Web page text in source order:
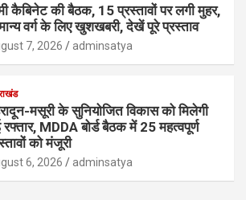
कैबिनेट की बैठक, 15 प्रस्तावों पर लगी मुहर,
वर्ग के लिए खुशखबरी, देखें पूरे प्रस्ताव
7, 2026 adminsatya
मसूरी के सुनियोजित विकास को मिलेगी
MDDA बोर्ड बैठक में 25 महत्वपूर्ण
को मंजूरी
6, 2026 adminsatya